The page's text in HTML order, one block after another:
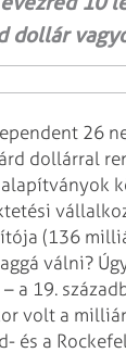
dollár
26
dollárral
(136
válni?
a 19.
volt a
és a